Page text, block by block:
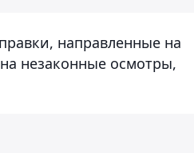
направленные на
незаконные осмотры,